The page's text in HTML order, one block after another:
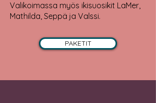
Valikoimassa myös ikisuosikit LaMer,
Mathilda, Seppä ja Valssi.
PAKETIT